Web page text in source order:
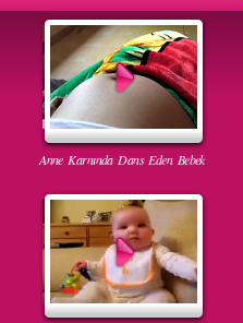
Anne Karnında Dans Eden Bebek